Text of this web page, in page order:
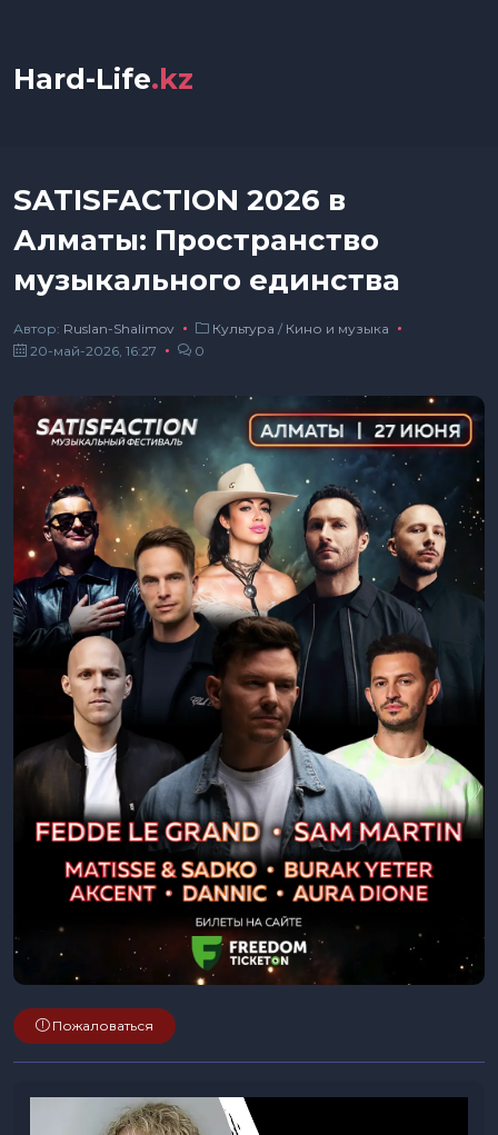
Hard-Life.kz
SATISFACTION 2026 в
Алматы: Пространство
музыкального единства
Автор: Ruslan-Shalimov Культура / Кино и музыка
20-май-2026, 16:27
0
Пожаловаться